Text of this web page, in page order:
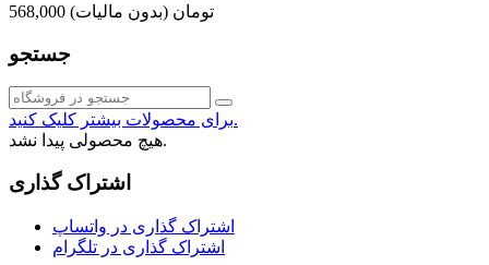
568,000 تومان (بدون مالیات)
جستجو
برای محصولات بیشتر کلیک کنید.
هیچ محصولی پیدا نشد.
اشتراک گذاری
اشتراک گذاری در واتساپ
اشتراک گذاری در تلگرام